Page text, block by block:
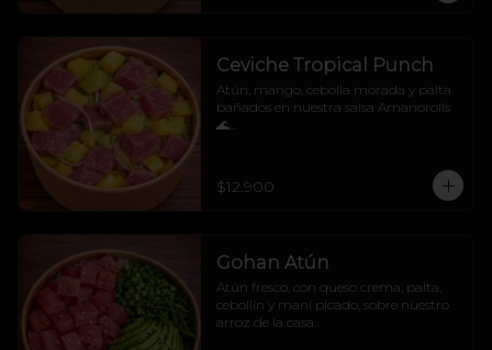
Ceviche Tropical Punch
Atún, mango, cebolla morada y palta
bañados en nuestra salsa Amanorolls
🌊
va directo a una isla 🧜‍♀️🌴
$12.900
Gohan Atún
Atún fresco, con queso crema, palta,
cebollín y maní picado, sobre nuestro
arroz de la casa.